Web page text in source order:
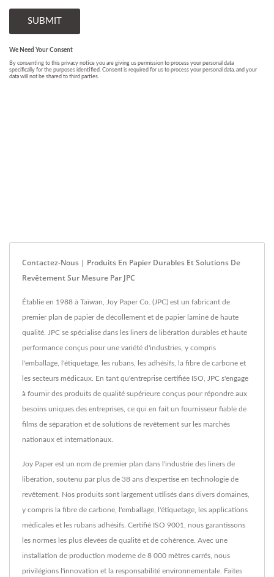
Contactez-Nous | Produits En Papier Durables Et Solutions De
Revêtement Sur Mesure Par JPC
Établie en 1988 à Taïwan, Joy Paper Co. (JPC) est un fabricant de
premier plan de papier de décollement et de papier laminé de haute
qualité. JPC se spécialise dans les liners de libération durables et haute
performance conçus pour une variété d'industries, y compris
l'emballage, l'étiquetage, les rubans, les adhésifs, la fibre de carbone et
les secteurs médicaux. En tant qu'entreprise certifiée ISO, JPC s'engage
à fournir des produits de qualité supérieure conçus pour répondre aux
besoins uniques des entreprises, ce qui en fait un fournisseur fiable de
films de séparation et de solutions de revêtement sur les marchés
nationaux et internationaux.
Joy Paper est un nom de premier plan dans l'industrie des liners de
libération, soutenu par plus de 38 ans d'expertise en technologie de
revêtement. Nos produits sont largement utilisés dans divers domaines,
y compris la fibre de carbone, l'emballage, l'étiquetage, les applications
médicales et les rubans adhésifs. Certifié ISO 9001, nous garantissons
les normes les plus élevées de qualité et de cohérence. Avec une
installation de production moderne de 8 000 mètres carrés, nous
privilégions l'innovation et la responsabilité environnementale. Faites